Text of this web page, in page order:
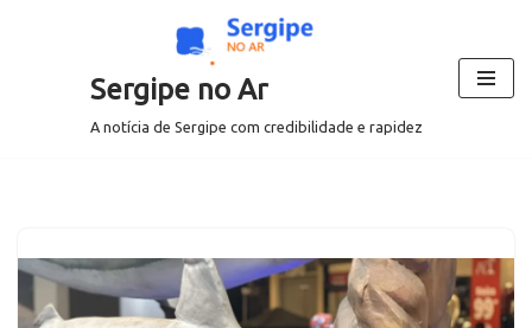
Sergipe no Ar
A notícia de Sergipe com credibilidade e rapidez